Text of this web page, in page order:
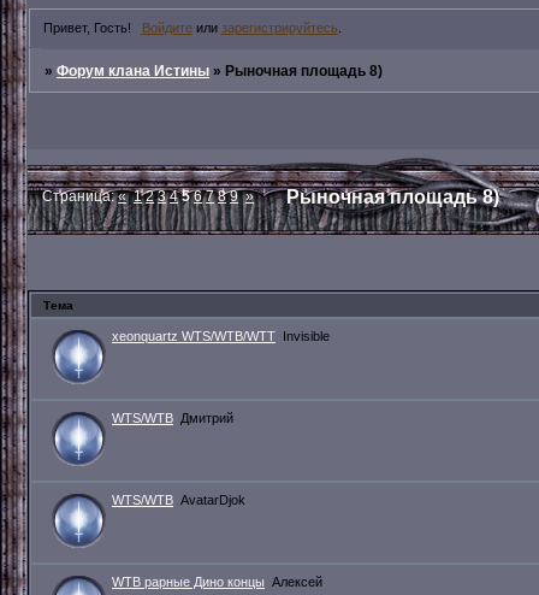
Привет, Гость! Войдитеили зарегистрируйтесь
»Форум клана Истины »Рыночная площадь 8)
Рыночная площадь 8)
Страница:« 1 2 3 4 5 6 7 8 9 »
Тема
xeonquartz WTS/WTB/WTT Invisible
WTS/WTB Дмитрий
WTS/WTB AvatarDjok
WTB рарные Дино концы Алексей